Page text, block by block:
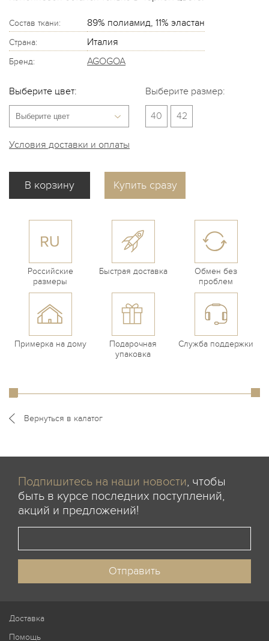
Состав ткани: 89% полиамид, 11% эластан
Страна: Италия
Бренд: AGOGOA
Выберите цвет:
Выберите размер:
40
42
Условия доставки и оплаты
Купить сразу
Российские
размеры
Быстрая доставка
Обмен без
проблем
Примерка на дому
Подарочная
упаковка
Служба поддержки
Вернуться в калатог
Подпишитесь на наши новости, чтобы
быть в курсе последних поступлений,
акций и предложений!
Доставка
Помощь